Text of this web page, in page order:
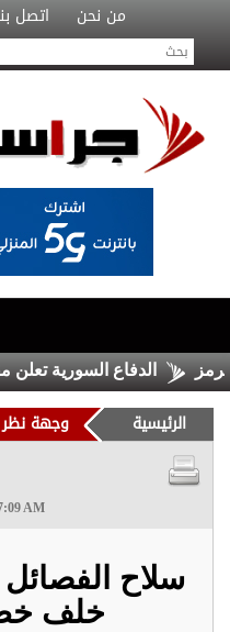
من نحن اتصل
الدفاع السورية تعلن مقتل أحد جنودها
الرئيسية وجهة نظر
AM
سلاح الفصائل
خلف